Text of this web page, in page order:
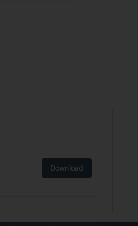
Download